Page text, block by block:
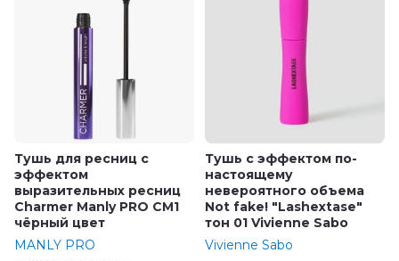
Тушь для ресниц с
эффектом
выразительных ресниц
Charmer Manly PRO CM1
чёрный цвет
MANLY PRO
Тушь с эффектом по-
настоящему
невероятного объема
Not fake! "Lashextase"
тон 01 Vivienne Sabo
Vivienne Sabo